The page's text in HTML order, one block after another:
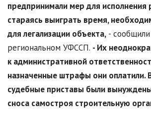
предпринимали мер для исполнения
стараясь выиграть время,
для легализации объекта, -
региональном УФССП. - Их
к административной
назначенные штрафы они оплатили.
судебные приставы были
сноса самостроя строительную